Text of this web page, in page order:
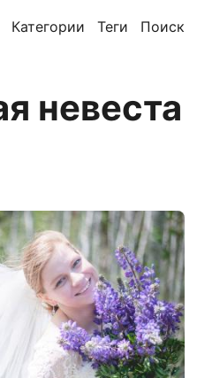
Категории Теги Поиск
невеста